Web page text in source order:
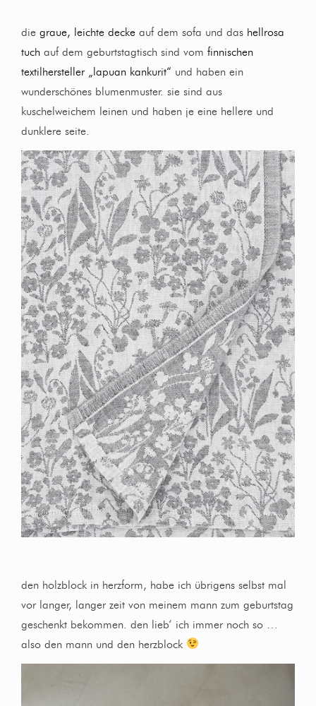
die graue, leichte decke auf dem sofa und das hellrosa
tuch auf dem geburtstagtisch sind vom finnischen
textilhersteller „lapuan kankurit“ und haben ein
wunderschönes blumenmuster. sie sind aus
kuschelweichem leinen und haben je eine hellere und
dunklere seite.
den holzblock in herzform, habe ich übrigens selbst mal
vor langer, langer zeit von meinem mann zum geburtstag
geschenkt bekommen. den lieb‘ ich immer noch so …
also den mann und den herzblock